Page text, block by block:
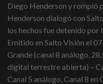
Diego Henderson y rompió
Henderson dialogó con
los hechos fue detenido por
Emitido en Salto Visión el
Grande (canal 8 análogo,
digital terrestre abierta) –
Canal 5 análogo, Canal 8